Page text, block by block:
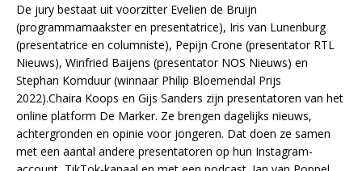
De jury bestaat uit voorzitter Evelien de Bruijn
(programmamaakster en presentatrice), Iris van Lunenburg
(presentatrice en columniste), Pepijn Crone (presentator RTL
Nieuws), Winfried Baijens (presentator NOS Nieuws) en
Stephan Komduur (winnaar Philip Bloemendal Prijs
2022).Chaira Koops en Gijs Sanders zijn presentatoren van het
online platform De Marker. Ze brengen dagelijks nieuws,
achtergronden en opinie voor jongeren. Dat doen ze samen
met een aantal andere presentatoren op hun Instagram-